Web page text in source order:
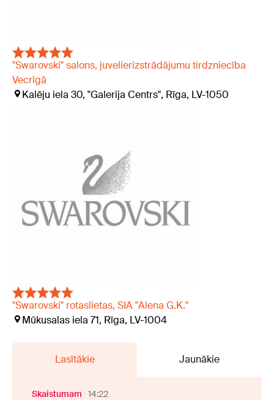
"Swarovski" salons, juvelierizstrādājumu tirdzniecība
Vecrīgā
Kalēju iela 30, "Galerija Centrs", Rīga, LV-1050
"Swarovski" rotaslietas, SIA "Alena G.K."
Mūkusalas iela 71, Rīga, LV-1004
Lasītākie Jaunākie
Skaistumam 14:22